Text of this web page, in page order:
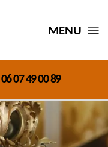
MENU
06 07 49 00 89